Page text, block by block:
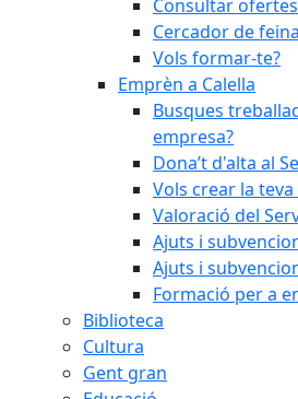
Consultar
Cercador de
Vols formar-te?
Emprèn a Calella
Busques
empresa?
Dona’t d'alta al
Vols crear la
Valoració del
Ajuts i
Ajuts i
Formació per a
Biblioteca
Cultura
Gent gran